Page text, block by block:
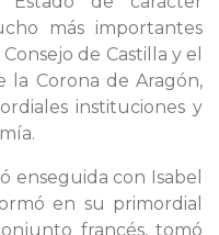
más importantes
de Castilla y el
la Corona de Aragón,
instituciones y
enseguida con Isabel
en su primordial
francés, tomó